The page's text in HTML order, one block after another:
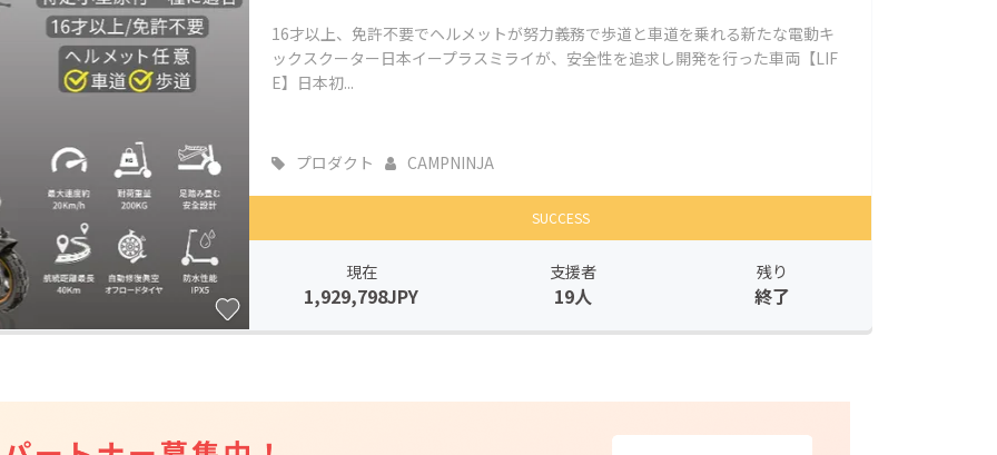
16才以上、免許不要でヘルメットが努力義務で歩道と車道を乗れる新たな電動キ
ックスクーター日本イープラスミライが、安全性を追求し開発を行った車両【LIF
E】日本初...
プロダクト CAMPNINJA
SUCCESS
現在
1,929,798JPY
支援者
19人
残り
終了